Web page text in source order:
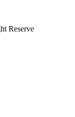
Reserve